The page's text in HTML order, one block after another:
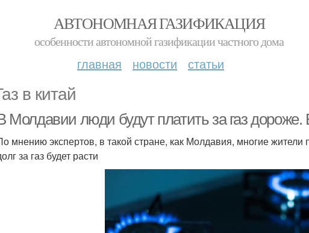
АВТОНОМНАЯ ГАЗИФИКАЦИЯ
особенности автономной газификации частного дома
главная новости статьи
в китай
Молдавии люди будут платить за газ дороже.
мнению экспертов, в такой стране, как Молдавия, многие жители
за газ будет расти